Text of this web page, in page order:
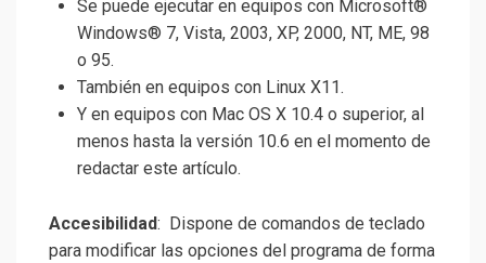
Se puede ejecutar en equipos con Microsoft®
Windows® 7, Vista, 2003, XP, 2000, NT, ME, 98
o 95.
También en equipos con Linux X11.
Y en equipos con Mac OS X 10.4 o superior, al
menos hasta la versión 10.6 en el momento de
redactar este artículo.
Accesibilidad: Dispone de comandos de teclado
para modificar las opciones del programa de forma